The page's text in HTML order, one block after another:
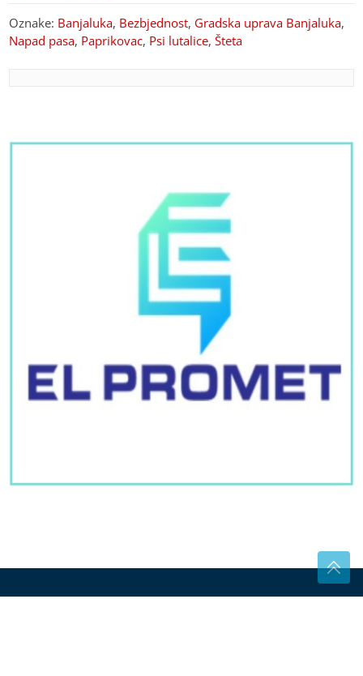
Oznake: Banjaluka, Bezbjednost, Gradska uprava Banjaluka,
Napad pasa, Paprikovac, Psi lutalice,Šteta
"Podrška svakoj porodici" Stanivuković
poručio da će grad i dalje ulagati u ONO ŠTO JE
Ljekari otkrili šta je istina, a šta
opasan mit: Može li sok od SVJEŽEG
KRASTAVCA da istopi kamen u
vani 35+